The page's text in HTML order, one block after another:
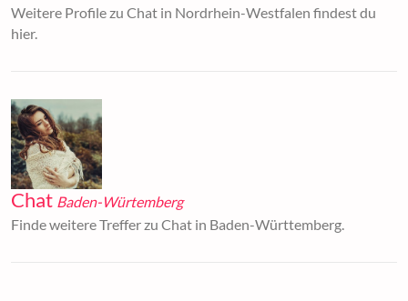
Weitere Profile zu Chat in Nordrhein-Westfalen findest du
hier.
Chat Baden-Würtemberg
Finde weitere Treffer zu Chat in Baden-Württemberg.